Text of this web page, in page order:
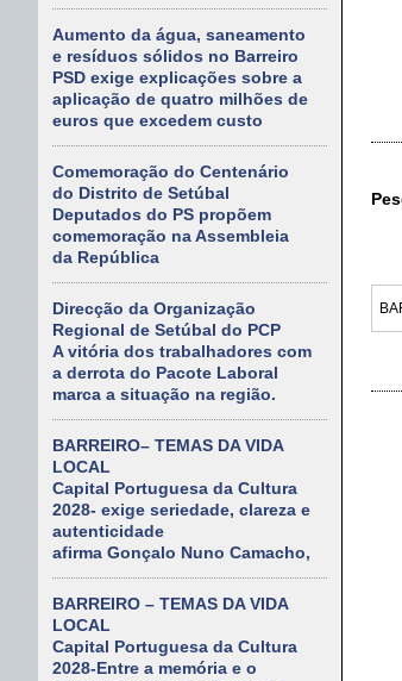
Aumento da água, saneamento
e resíduos sólidos no Barreiro
PSD exige explicações sobre a
aplicação de quatro milhões de
euros que excedem custo
Comemoração do Centenário
do Distrito de Setúbal
Deputados do PS propõem
comemoração na Assembleia
da República
Direcção da Organização
Regional de Setúbal do PCP
A vitória dos trabalhadores com
a derrota do Pacote Laboral
marca a situação na região.
BARREIRO– TEMAS DA VIDA
LOCAL
Capital Portuguesa da Cultura
2028- exige seriedade, clareza e
autenticidade
afirma Gonçalo Nuno Camacho,
BARREIRO – TEMAS DA VIDA
LOCAL
Capital Portuguesa da Cultura
2028-Entre a memória e o